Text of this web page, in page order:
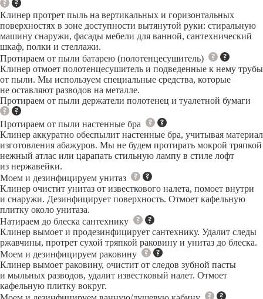
Клинер протрет пыль на вертикальных и горизонтальных
поверхностях в зоне доступности вытянутой руки: стиральную
машину снаружи, фасады мебели для ванной, сантехнический
шкаф, полки и стеллажи.
Протираем от пыли батарею (полотенцесушитель)
Клинер отмоет полотенцесушитель и подведенные к нему трубы
от пыли. Мы используем специальные средства, которые
не оставляют разводов на металле.
Протираем от пыли держатели полотенец и туалетной бумаги
Протираем от пыли настенные бра
Клинер аккуратно обеспылит настенные бра, учитывая материал
изготовления абажуров. Мы не будем протирать мокрой тряпкой
нежный атлас или царапать стильную лампу в стиле лофт
из нержавейки.
Моем и дезинфицируем унитаз
Клинер очистит унитаз от известкового налета, помоет внутри
и снаружи. Дезинфицирует поверхность. Отмоет кафельную
плитку около унитаза.
Натираем до блеска сантехнику
Клинер вымоет и продезинфицирует сантехнику. Удалит следы
ржавчины, протрет сухой тряпкой раковину и унитаз до блеска.
Моем и дезинфицируем раковину
Клинер вымоет раковину, очистит от следов зубной пасты
и мыльных разводов, удалит известковый налет. Отмоет
кафельную плитку вокруг.